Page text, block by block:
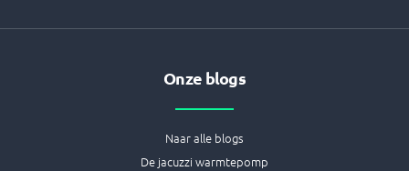
Onze blogs
Naar alle blogs
De jacuzzi warmtepomp